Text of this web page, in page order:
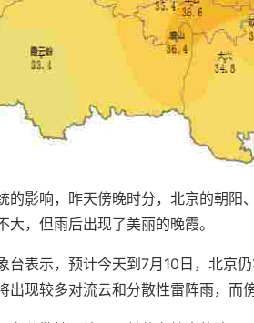
的影响，昨天傍晚时分，北京的朝阳
大，但雨后出现了美丽的晚霞。
台表示，预计今天到7月10日，北京
出现较多对流云和分散性雷阵雨，而